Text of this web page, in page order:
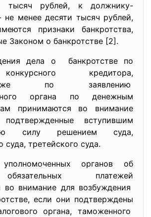
рублей, к должнику-
не менее десяти тысяч рублей,
признаки банкротства,
Законом о банкротстве [2].
дела о банкротстве по
конкурсного кредитора,
по заявлению
органа по денежным
принимаются во внимание
подтвержденные вступившим
силу решением суда,
суда, третейского суда.
уполномоченных органов об
платежей
во внимание для возбуждения
если они подтверждены
органа, таможенного